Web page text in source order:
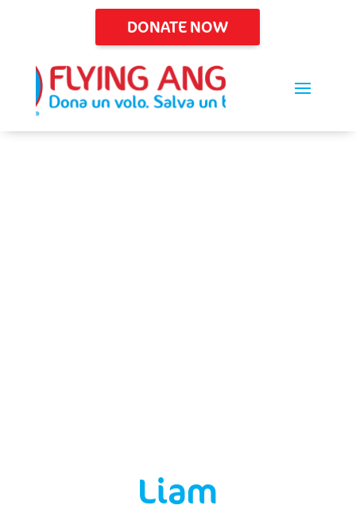
DONATE NOW
Liam